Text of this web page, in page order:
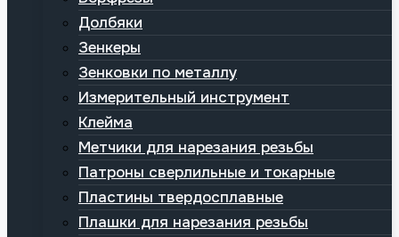
Долбяки
Зенкеры
Зенковки по металлу
Измерительный инструмент
Клейма
Метчики для нарезания резьбы
Патроны сверлильные и токарные
Пластины твердосплавные
Плашки для нарезания резьбы